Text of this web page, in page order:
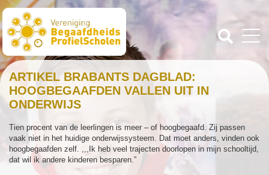
ARTIKEL BRABANTS DAGBLAD:
HOOGBEGAAFDEN VALLEN UIT IN
ONDERWIJS
Tien procent van de leerlingen is meer – of hoogbegaafd. Zij passen
vaak niet in het huidige onderwijssysteem. Dat moet anders, vinden ook
hoogbegaafden zelf. ,,,Ik heb veel trajecten doorlopen in mijn schooltijd,
dat wil ik andere kinderen besparen.”